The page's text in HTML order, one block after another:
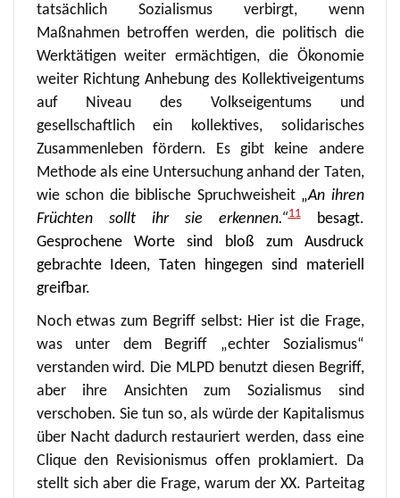
tatsächlich Sozialismus verbirgt, wenn
Maßnahmen betroffen werden, die politisch die
Werktätigen weiter ermächtigen, die Ökonomie
weiter Richtung Anhebung des Kollektiveigentums
auf Niveau des Volkseigentums und
gesellschaftlich ein kollektives, solidarisches
Zusammenleben fördern. Es gibt keine andere
Methode als eine Untersuchung anhand der Taten,
wie schon die biblische Spruchweisheit „An ihren
Früchten sollt ihr sie erkennen.“11
besagt.
Gesprochene Worte sind bloß zum Ausdruck
gebrachte Ideen, Taten hingegen sind materiell
greifbar.
Noch etwas zum Begriff selbst: Hier ist die Frage,
was unter dem Begriff „echter Sozialismus“
verstanden wird. Die MLPD benutzt diesen Begriff,
aber ihre Ansichten zum Sozialismus sind
verschoben. Sie tun so, als würde der Kapitalismus
über Nacht dadurch restauriert werden, dass eine
Clique den Revisionismus offen proklamiert. Da
stellt sich aber die Frage, warum der XX. Parteitag